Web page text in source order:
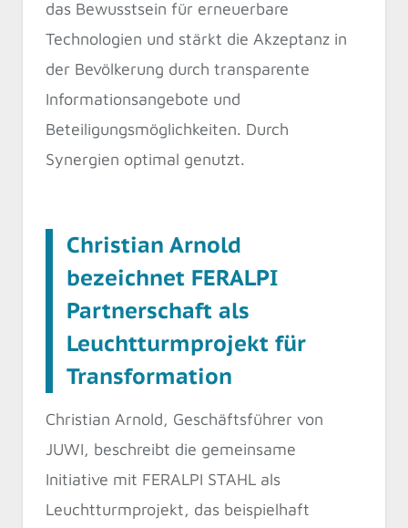
das Bewusstsein für erneuerbare
Technologien und stärkt die Akzeptanz in
der Bevölkerung durch transparente
Informationsangebote und
Beteiligungsmöglichkeiten. Durch
Synergien optimal genutzt.
Christian Arnold
bezeichnet FERALPI
Partnerschaft als
Leuchtturmprojekt für
Transformation
Christian Arnold, Geschäftsführer von
JUWI, beschreibt die gemeinsame
Initiative mit FERALPI STAHL als
Leuchtturmprojekt, das beispielhaft